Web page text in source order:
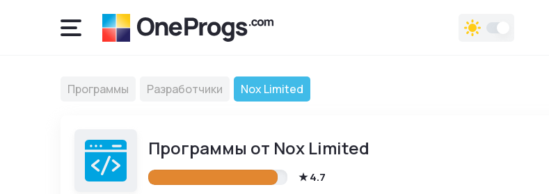
Программы Разработчики Nox Limited
Программы от Nox Limited
4.7